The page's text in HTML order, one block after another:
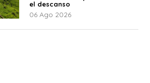
el descanso
06 Ago 2026